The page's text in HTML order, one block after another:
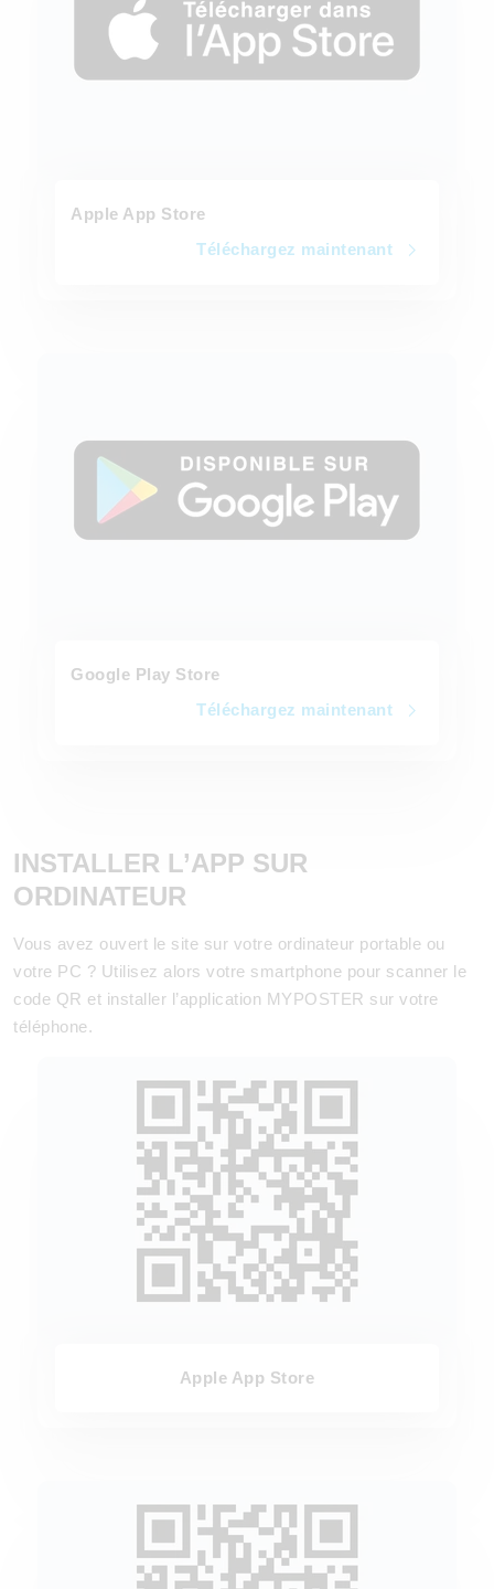
Apple App Store
Téléchargez maintenant
Google Play Store
Téléchargez maintenant
INSTALLER L’APP SUR
ORDINATEUR
Vous avez ouvert le site sur votre ordinateur portable ou
votre PC ? Utilisez alors votre smartphone pour scanner le
code QR et installer l’application MYPOSTER sur votre
téléphone.
Apple App Store